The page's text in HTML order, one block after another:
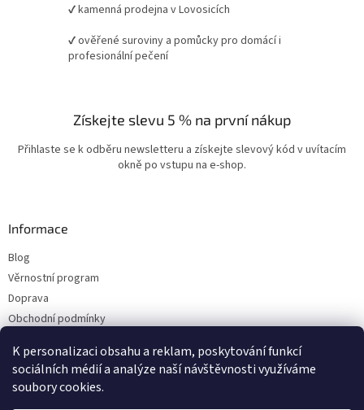
K personalizaci obsahu a reklam, poskytování funkcí
sociálních médií a analýze naší návštěvnosti využíváme
soubory cookies.
✔ kamenná prodejna v Lovosicích
✔ ověřené suroviny a pomůcky pro domácí i
profesionální pečení
Získejte slevu 5 % na první nákup
Přihlaste se k odběru newsletteru a získejte slevový kód v uvítacím
okně po vstupu na e-shop.
Informace
Blog
Věrnostní program
Doprava
Obchodní podmínky
Kontakty